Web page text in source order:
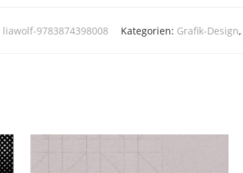
liawolf-9783874398008 Kategorien: Grafik-Design,